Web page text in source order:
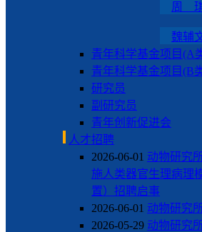
周
魏辅
青年科学基金项目(A
青年科学基金项目(B
研究员
副研究员
青年创新促进会
人才招聘
2026-06-01 动物研究
施人类器官生理病理
置）招聘启事
2026-06-01 动物研究
2026-05-29 动物研究